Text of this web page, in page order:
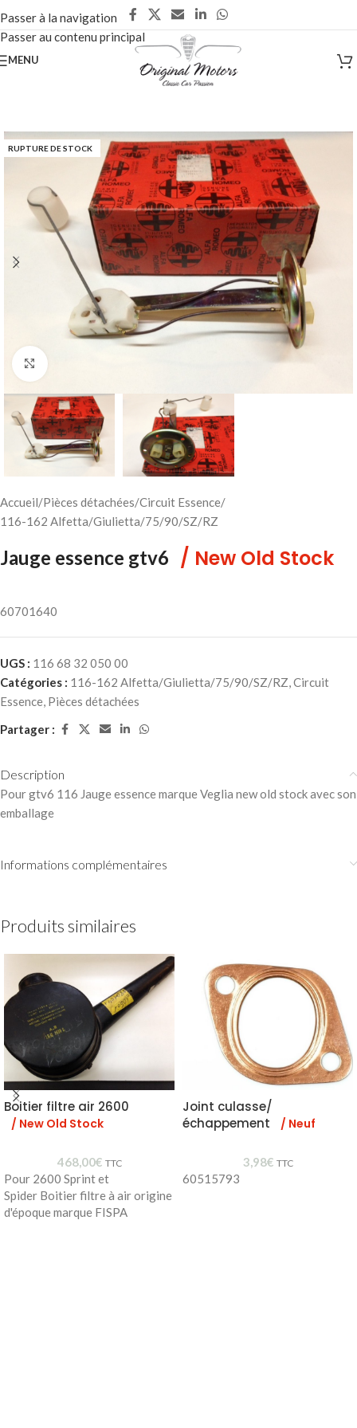
Passer à la navigation
Passer au contenu principal
MENU
RUPTURE DE STOCK
Cliquez pour agrandir
Accueil/Pièces détachées/Circuit Essence/
116-162 Alfetta/Giulietta/75/90/SZ/RZ
Jauge essence gtv6 / New Old Stock
60701640
UGS : 116 68 32 050 00
Catégories : 116-162 Alfetta/Giulietta/75/90/SZ/RZ,Circuit
Essence, Pièces détachées
Partager :
Description
Pour gtv6 116 Jauge essence marque Veglia new old stock avec son
emballage
Informations complémentaires
Produits similaires
Boitier filtre air 2600
/ New Old Stock
468,00€ TTC
Pour 2600 Sprint et
Spider Boitier filtre à air origine
d'époque marque FISPA
Joint culasse/
échappement
/ Neuf
3,98€ TTC
60515793